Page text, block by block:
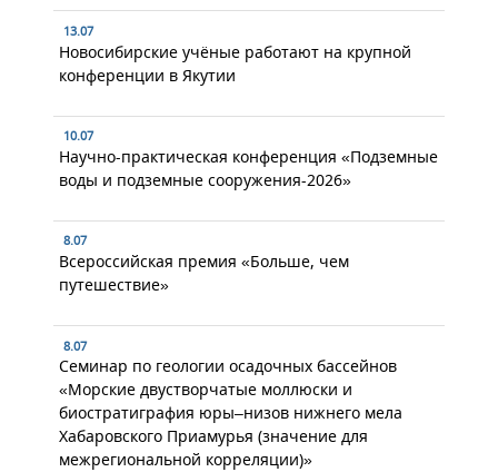
13.07
Новосибирские учёные работают на крупной
конференции в Якутии
10.07
Научно-практическая конференция «Подземные
воды и подземные сооружения-2026»
8.07
Всероссийская премия «Больше, чем
путешествие»
8.07
Семинар по геологии осадочных бассейнов
«Морские двустворчатые моллюски и
биостратиграфия юры–низов нижнего мела
Хабаровского Приамурья (значение для
межрегиональной корреляции)»